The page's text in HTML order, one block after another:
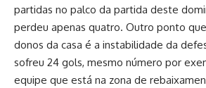
partidas no palco da partida deste
perdeu apenas quatro. Outro ponto
donos da casa é a instabilidade da
sofreu 24 gols, mesmo número por
equipe que está na zona de